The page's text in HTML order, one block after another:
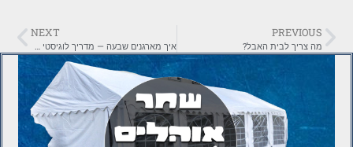
PREVIOUS
מה צריך לבית האבל?
NEXT